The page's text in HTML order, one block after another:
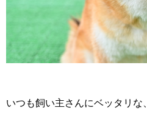
いつも飼い主さんにベッタリな